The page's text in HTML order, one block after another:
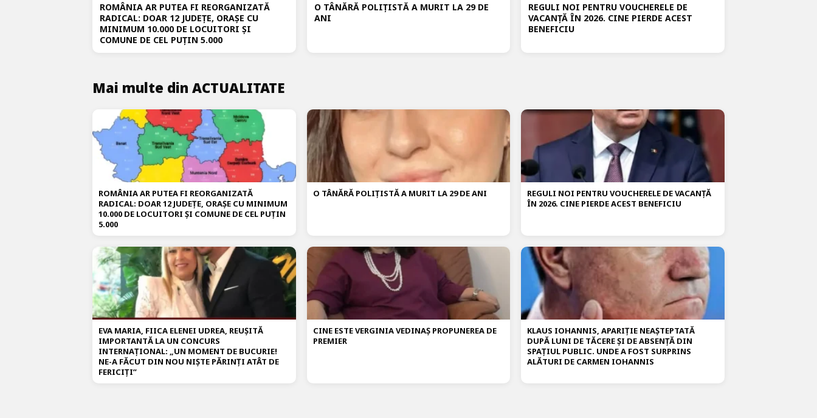
ROMÂNIA AR PUTEA FI REORGANIZATĂ
RADICAL: DOAR 12 JUDEȚE, ORAȘE CU
MINIMUM 10.000 DE LOCUITORI ȘI
COMUNE DE CEL PUȚIN 5.000
O TÂNĂRĂ POLIȚISTĂ A MURIT LA 29 DE
ANI
REGULI NOI PENTRU VOUCHERELE DE
VACANȚĂ ÎN 2026. CINE PIERDE ACEST
BENEFICIU
Mai multe din ACTUALITATE
ROMÂNIA AR PUTEA FI REORGANIZATĂ
RADICAL: DOAR 12 JUDEȚE, ORAȘE CU MINIMUM
10.000 DE LOCUITORI ȘI COMUNE DE CEL PUȚIN
5.000
O TÂNĂRĂ POLIȚISTĂ A MURIT LA 29 DE ANI
REGULI NOI PENTRU VOUCHERELE DE VACANȚĂ
ÎN 2026. CINE PIERDE ACEST BENEFICIU
EVA MARIA, FIICA ELENEI UDREA, REUȘITĂ
IMPORTANTĂ LA UN CONCURS
INTERNAȚIONAL: „UN MOMENT DE BUCURIE!
NE-A FĂCUT DIN NOU NIȘTE PĂRINȚI ATÂT DE
FERICIȚI”
CINE ESTE VERGINIA VEDINAȘ PROPUNEREA DE
PREMIER
KLAUS IOHANNIS, APARIȚIE NEAȘTEPTATĂ
DUPĂ LUNI DE TĂCERE ȘI DE ABSENȚĂ DIN
SPAȚIUL PUBLIC. UNDE A FOST SURPRINS
ALĂTURI DE CARMEN IOHANNIS